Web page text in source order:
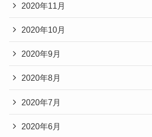
2020年11月
2020年10月
2020年9月
2020年8月
2020年7月
2020年6月